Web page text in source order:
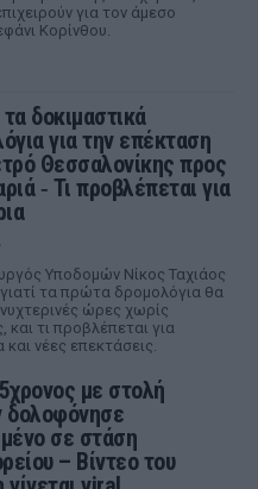
για τον άμεσο
Κορίνθου.
δοκιμαστικά
για την επέκταση
Θεσσαλονίκης προς
‑ Τι προβλέπεται για
Υποδομών Νίκος Ταχιάος
τα πρώτα δρομολόγια θα
νυχτερινές ώρες χωρίς
και τι προβλέπεται για
και νέες επεκτάσεις.
με στολή
δολοφόνησε
σε στάση
– Βίντεο του